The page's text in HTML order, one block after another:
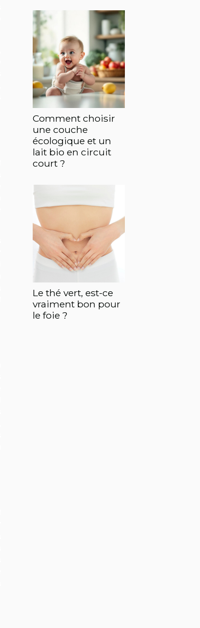
Comment choisir
une couche
écologique et un
lait bio en circuit
court ?
Le thé vert, est-ce
vraiment bon pour
le foie ?